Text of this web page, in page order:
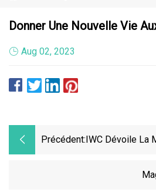
Donner Une Nouvelle Vie
Aug 02, 2023
Précédent: IWC Dévoile La